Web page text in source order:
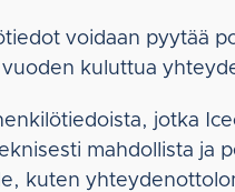
voidaan pyytää
kuluttua
jotka
mahdollista ja
kuten